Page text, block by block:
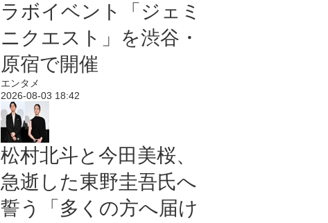
ラボイベント「ジェミ
ニクエスト」を渋谷・
原宿で開催
エンタメ
2026-08-03 18:42
松村北斗と今田美桜、
急逝した東野圭吾氏へ
誓う「多くの方へ届け